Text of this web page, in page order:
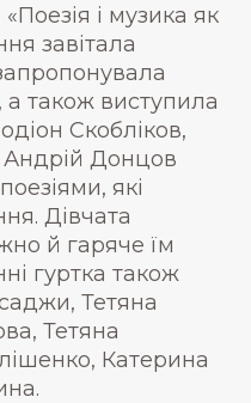
і музика як
завітала
а також виступила
Скобліков,
Донцов
які
Дівчата
й гаряче їм
гуртка також
Тетяна
Тетяна
Катерина